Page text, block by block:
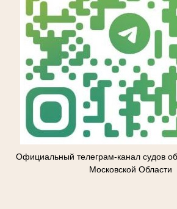
Официальный телеграм-канал судов
Московской Области